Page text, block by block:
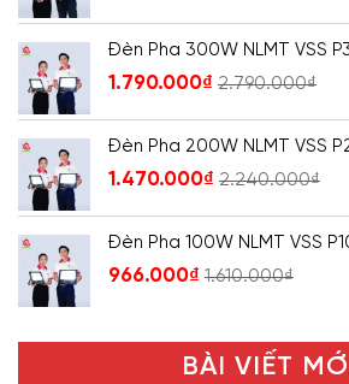
Đèn Pha 300W NLMT VSS
1.790.000₫ 2.790.000₫
Đèn Pha 200W NLMT VSS
1.470.000₫ 2.240.000₫
Đèn Pha 100W NLMT VSS
966.000₫ 1.610.000₫
BÀI VIẾT